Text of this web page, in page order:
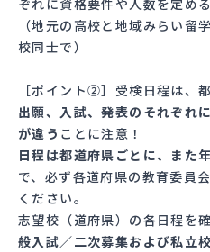
（地元の高校と地域みらい留
校同士で）
［ポイント②］受検日程は、
出願、入試、発表のそれぞれ
が違う ことに注意！
日程は都道府県ごとに、また
で、必ず各道府県の教育委員
ください。
志望校（道府県）の各日程を
般入試／二次募集および私立